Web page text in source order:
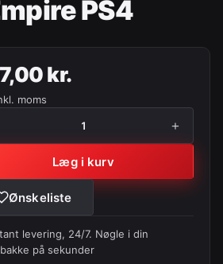
PS4
kr.
moms
1 +
Læg i kurv
Ønskeliste
levering, 24/7. Nøgle i din
på sekunder